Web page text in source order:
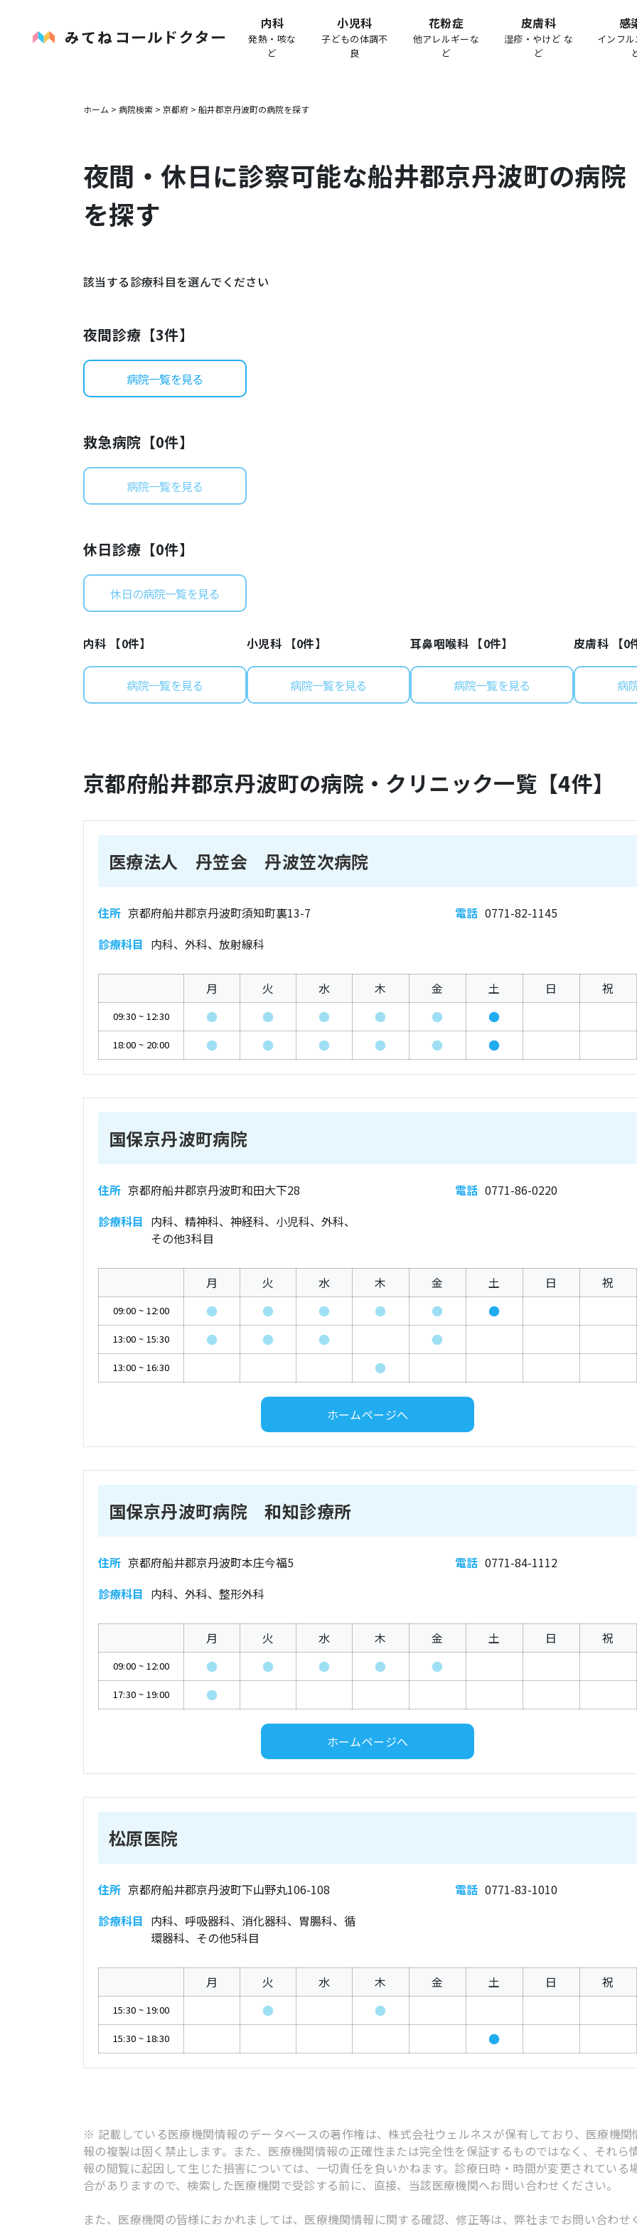
内科
発熱・咳な
ど
小児科
子どもの体調不
良
花粉症
他アレルギーな
ど
皮膚科
湿疹・やけど な
ど
感
インフ
ホーム > 病院検索 > 京都府 > 船井郡京丹波町の病院を探す
夜間・休日に診察可能な船井郡京丹波町の病院
を探す
該当する診療科目を選んでください
夜間診療【3件】
病院一覧を見る
救急病院【0件】
病院一覧を見る
休日診療【0件】
休日の病院一覧を見る
内科 【0件】
病院一覧を見る
小児科 【0件】
病院一覧を見る
耳鼻咽喉科 【0件】
病院一覧を見る
皮膚科 【0
病
京都府船井郡京丹波町の病院・クリニック一覧【4件】
医療法人 丹笠会 丹波笠次病院
住所 京都府船井郡京丹波町須知町裏13-7 電話 0771-82-1145
診療科目 内科、外科、放射線科
月 火 水 木 金 土 日 祝
09:30 ~ 12:30 ● ● ● ● ● ●
18:00 ~ 20:00 ● ● ● ● ● ●
国保京丹波町病院
住所 京都府船井郡京丹波町和田大下28 電話 0771-86-0220
診療科目 内科、精神科、神経科、小児科、外科、
その他3科目
月 火 水 木 金 土 日 祝
09:00 ~ 12:00 ● ● ● ● ● ●
13:00 ~ 15:30 ● ● ● ●
13:00 ~ 16:30 ●
ホームページへ
国保京丹波町病院 和知診療所
住所 京都府船井郡京丹波町本庄今福5 電話 0771-84-1112
診療科目 内科、外科、整形外科
月 火 水 木 金 土 日 祝
09:00 ~ 12:00 ● ● ● ● ●
17:30 ~ 19:00 ●
ホームページへ
松原医院
住所 京都府船井郡京丹波町下山野丸106-108 電話 0771-83-1010
診療科目 内科、呼吸器科、消化器科、胃腸科、循
環器科、その他5科目
月 火 水 木 金 土 日 祝
15:30 ~ 19:00 ● ●
15:30 ~ 18:30 ●
※ 記載している医療機関情報のデータベースの著作権は、株式会社ウェルネスが保有しており、医療機関
報の複製は固く禁止します。また、医療機関情報の正確性または完全性を保証するものではなく、それら
報の閲覧に起因して生じた損害については、一切責任を負いかねます。診療日時・時間が変更されている
合がありますので、検索した医療機関で受診する前に、直接、当該医療機関へお問い合わせください。
また、医療機関の皆様におかれましては、医療機関情報に関する確認、修正等は、弊社までお問い合わせ